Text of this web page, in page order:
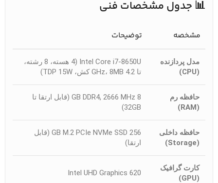
📊 جدول مشخصات فنی
مشخصه توضیحات
مدل پردازنده
(CPU)
Intel Core i7-8650U (4 هسته، 8 رشته،
تا 4.2 GHz، 8MB کش، TDP 15W)
حافظه رم
(RAM)
8 GB DDR4, 2666 MHz (قابل ارتقا تا
32GB)
حافظه داخلی
(Storage)
256 GB M.2 PCIe NVMe SSD (قابل
ارتقا)
کارت گرافیک
(GPU)
Intel UHD Graphics 620